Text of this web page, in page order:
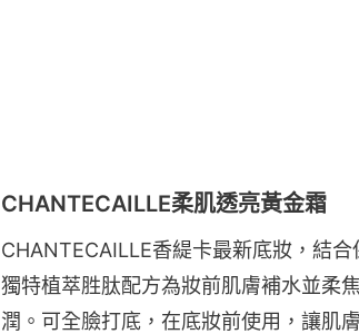
CHANTECAILLE柔肌透亮黃金霜
CHANTECAILLE香緹卡最新底妝，結
獨特植萃胜肽配方為妝前肌膚補水並柔
潤。可全臉打底，在底妝前使用，讓肌